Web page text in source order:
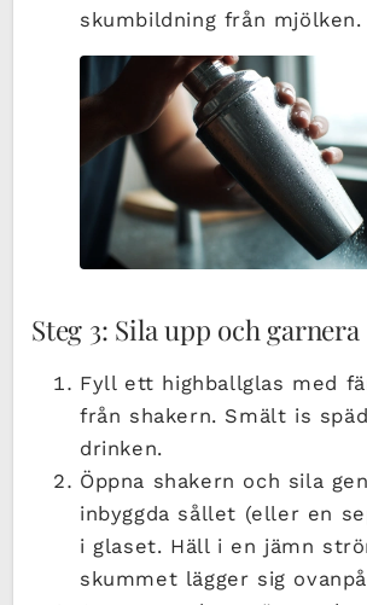
skumbildning från mjölken.
Steg 3: Sila upp och garnera
Fyll ett highballglas med
från shakern. Smält is
drinken.
Öppna shakern och sila
inbyggda sållet (eller en
i glaset. Häll i en jämn
skummet lägger sig